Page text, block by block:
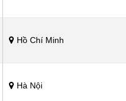
Hồ Chí Minh
Hà Nội